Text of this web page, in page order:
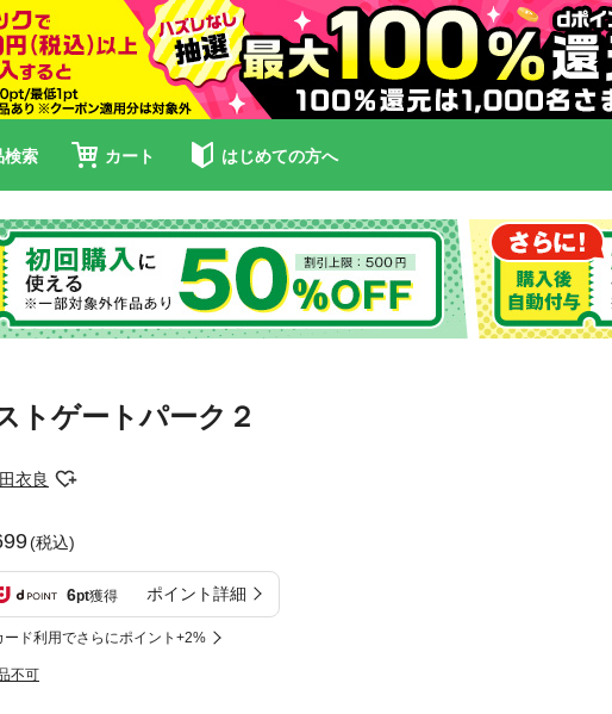
検索 カート はじめての方へ
トゲートパーク２
衣良
(税込)
6pt獲得 ポイント詳細
ード利用でさらにポイント+2%
不可